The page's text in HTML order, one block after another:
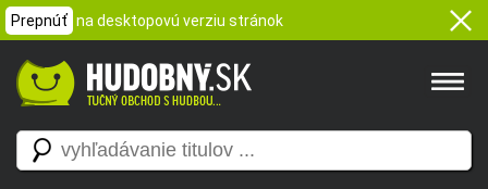
Prepnúť na desktopovú verziu stránok